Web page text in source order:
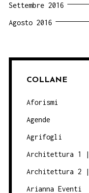
Settembre 2016
Agosto 2016
COLLANE
Aforismi
Agende
Agrifogli
Architettura 1
Architettura 2 |
Arianna Eventi